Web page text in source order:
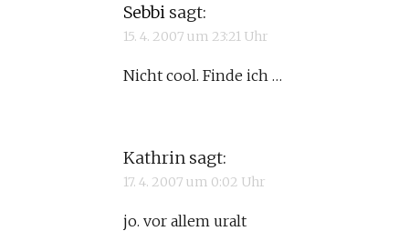
Sebbi sagt:
15. 4. 2007 um 23:21 Uhr
Nicht cool. Finde ich …
Kathrin sagt:
17. 4. 2007 um 0:02 Uhr
jo. vor allem uralt